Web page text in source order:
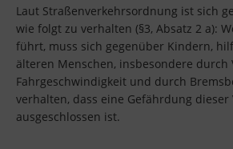
Laut Straßenverkehrsordnung ist sich
wie folgt zu verhalten (§3, Absatz 2 a):
führt, muss sich gegenüber Kindern,
älteren Menschen, insbesondere
Fahrgeschwindigkeit und durch
verhalten, dass eine Gefährdung
ausgeschlossen ist.